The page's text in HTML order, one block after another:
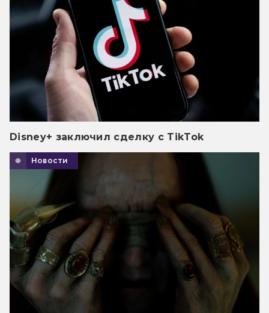
Disney+ заключил сделку с TikTok
Новости